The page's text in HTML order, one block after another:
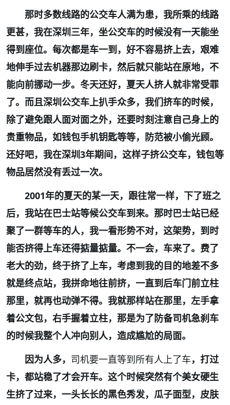
那时多数线路的公交车人满为患，我所乘的线路
更甚，我在深圳三年，坐公交车的时候没有一天能坐
得到座位。每次都是车一到，好不容易挤上去，艰难
地伸手过去机器那边刷卡，然后就只能站在原地，不
能向前挪动一步。冬天还好，夏天人挤人就非常受罪
了。而且深圳公交车上扒手众多，我们挤车的时候，
除了避免跟人面对面之外，还要时刻注意自己身上的
贵重物品，如钱包手机钥匙等等，防范被小偷光顾。
还好吧，我在深圳3年期间，这样子挤公交车，钱包等
物品居然没有丢过一次。
2001年的夏天的某一天，跟往常一样，下了班之
后，我站在巴士站等候公交车到来。那时巴士站已经
聚了一群等车的人，我一看形势不对，这架势，到时
能否挤得上车还得掂量掂量。不一会，车来了。费了
老大的劲，终于挤了上车，考虑到我的目的地差不多
就是终点站，我拼命地往前挤，一直到后车门前立柱
那里，就再也动弹不得。我就那样站在那里，左手拿
着公文包，右手握着立柱，那是为了防备司机急刹车
的时候我整个人冲向别人，造成尴尬的局面。
因为人多， 司机要一直等到所有人上了车，打过
卡，都站稳了才会开车。这个时候突然有个美女硬生
生挤了过来，一头长长的黑色秀发，瓜子面型，皮肤